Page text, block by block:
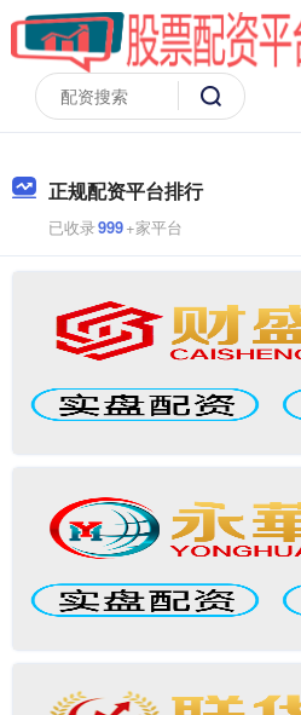
正规配资平台排行
已收录999+家平台